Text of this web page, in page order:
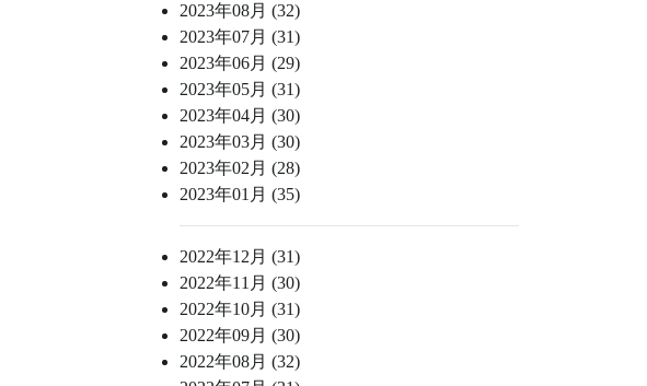
2023年08月 (32)
2023年07月 (31)
2023年06月 (29)
2023年05月 (31)
2023年04月 (30)
2023年03月 (30)
2023年02月 (28)
2023年01月 (35)
2022年12月 (31)
2022年11月 (30)
2022年10月 (31)
2022年09月 (30)
2022年08月 (32)